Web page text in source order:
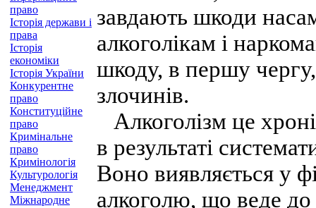
право
Історія держави і
права
Історія
економіки
Історія України
Конкурентне
право
Конституційне
право
Кримінальне
право
Кримінологія
Культурологія
Менеджмент
Міжнародне
завдають шкоди
алкоголікам і
шкоду, в першу
злочинів.
Алкоголізм це
в результаті
Воно виявляється у
алкоголю, що веде до